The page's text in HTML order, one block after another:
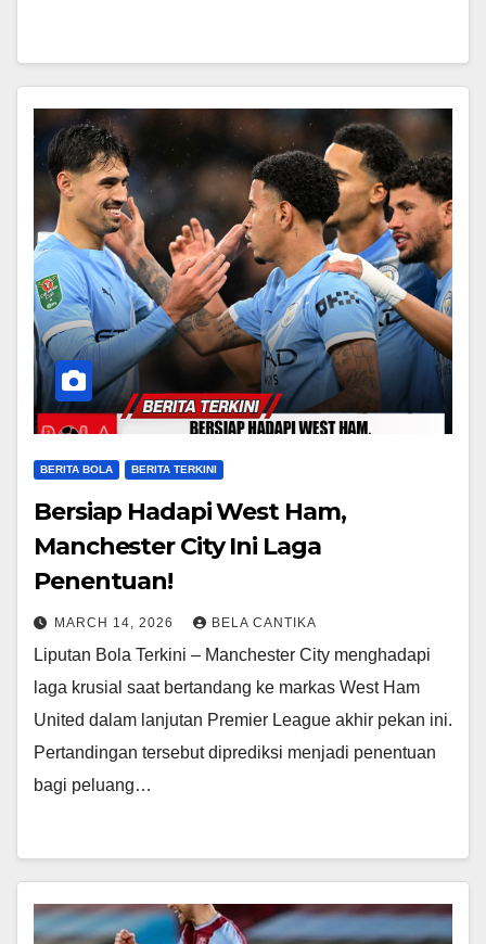
BERITA BOLA BERITA TERKINI
Bersiap Hadapi West Ham,
Manchester City Ini Laga
Penentuan!
MARCH 14, 2026 BELA CANTIKA
Liputan Bola Terkini – Manchester City menghadapi
laga krusial saat bertandang ke markas West Ham
United dalam lanjutan Premier League akhir pekan ini.
Pertandingan tersebut diprediksi menjadi penentuan
bagi peluang…